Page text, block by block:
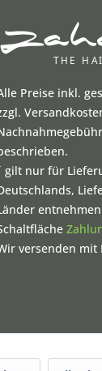
Preise inkl.
gilt nur für
versenden mit